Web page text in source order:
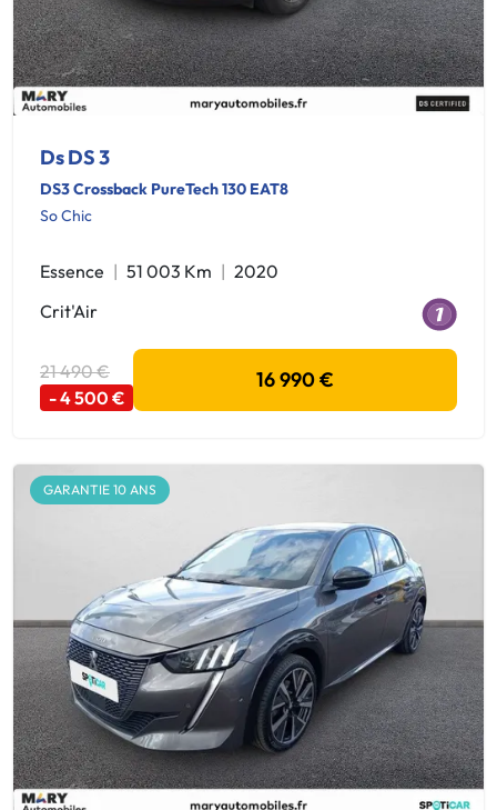
Ds DS 3
DS3 Crossback PureTech 130 EAT8
So Chic
Essence 51 003 Km
2020
Crit'Air
21 490 €
- 4 500 €
16 990 €
GARANTIE 10 ANS